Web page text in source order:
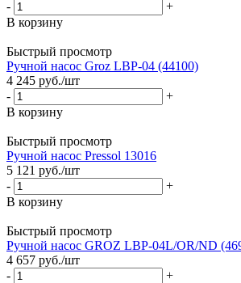
-
+
В корзину
Быстрый просмотр
Ручной насос Groz LBP-04 (44100)
4 245 руб./шт
-
+
В корзину
Быстрый просмотр
Ручной насос Pressol 13016
5 121 руб./шт
-
+
В корзину
Быстрый просмотр
Ручной насос GROZ LBP-04L/OR/ND
4 657 руб./шт
-
+